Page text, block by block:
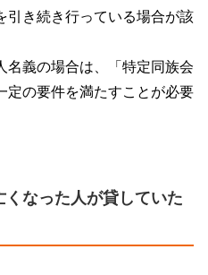
引き続き行っている場合が該
名義の場合は、「特定同族会
定の要件を満たすことが必要
なった人が貸していた